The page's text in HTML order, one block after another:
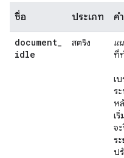
ชื่อ ประเภท ค
document_
idle
สตริง แ
ที่
เ
ระ
ห
เ
จ
ร
ป